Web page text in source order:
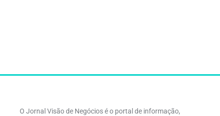
O Jornal Visão de Negócios é o portal de informação,